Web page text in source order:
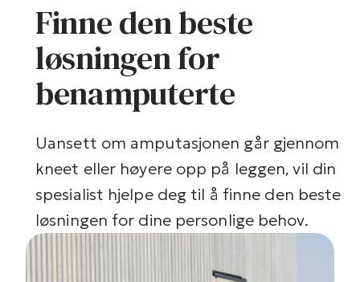
Finne den beste
løsningen for
benamputerte
Uansett om amputasjonen går gjennom
kneet eller høyere opp på leggen, vil din
spesialist hjelpe deg til å finne den beste
løsningen for dine personlige behov.